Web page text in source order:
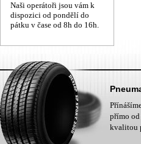
Naši operátoři jsou vám k
dispozici od pondělí do
pátku v čase od 8h do 16h.
přímo
kvalitou